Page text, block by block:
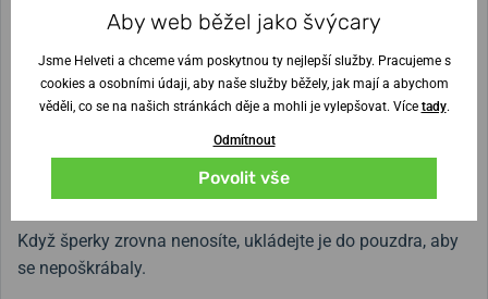
Jak o šperky pečovat?
K čištění šperků z chirurgické oceli stačí čistá voda a mycí
prostředek, nebo mýdlo k odstranění biofilmu ze šperku.
Má-li šperk kámen, doporučujeme použít pouze vlhký
hadřík s troškou prostředku a vyhnout se čištění pod
tekoucí vodou. Jemně šperk otřete a vysušte.
Když šperky zrovna nenosíte, ukládejte je do pouzdra, aby
se nepoškrábaly.
Aby web běžel jako švýcary
Jsme Helveti a chceme vám poskytnou ty nejlepší služby. Pracujeme s
cookies a osobními údaji, aby naše služby běžely, jak mají a abychom
věděli, co se na našich stránkách děje a mohli je vylepšovat. Více tady.
Odmítnout
Povolit vše